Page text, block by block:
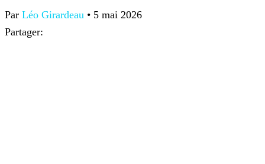
Par Léo Girardeau • 5 mai 2026
Partager: